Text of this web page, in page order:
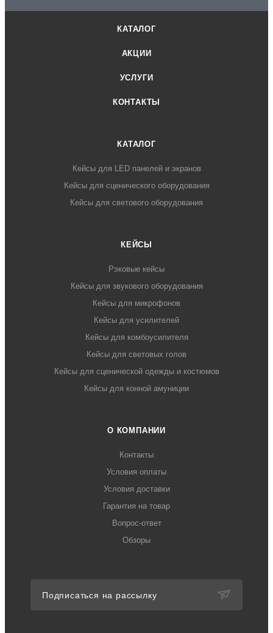
КАТАЛОГ
АКЦИИ
УСЛУГИ
КОНТАКТЫ
КАТАЛОГ
Кейсы для LED панелей и экранов
Кейсы для сценического оборудования
Кейсы для светового оборудования
КЕЙСЫ
Рэковые кейсы
Кейсы для звукового оборудования
Кейсы для микрофонов
Кейсы для усилителей
Кейсы для комбоусилителя
Кейсы для световых голов
Кейсы для сценической одежды и костюмов
Кейсы для конной амуниции
О КОМПАНИИ
Контакты
Условия оплаты
Условия доставки
Гарантия на товар
Вопрос-ответ
Обзоры
Подписаться на рассылку